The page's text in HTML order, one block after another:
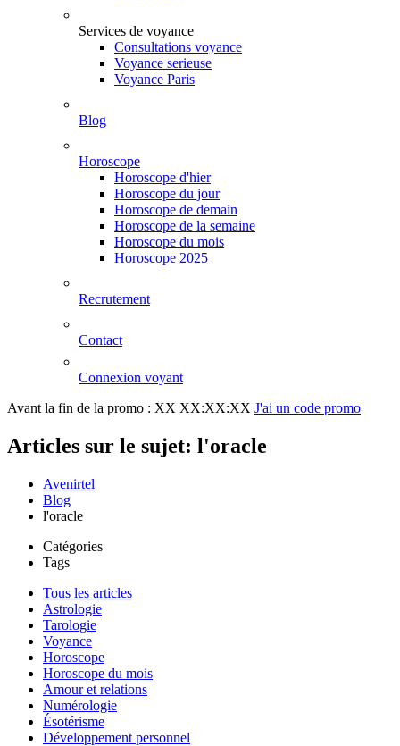
Services de voyance
Consultations voyance
Voyance serieuse
Voyance Paris
Blog
Horoscope
Horoscope d'hier
Horoscope du jour
Horoscope de demain
Horoscope de la semaine
Horoscope du mois
Horoscope 2025
Recrutement
Contact
Connexion voyant
Avant la fin de la promo : XX XX:XX:XX J'ai un code promo
Articles sur le sujet: l'oracle
Avenirtel
Blog
l'oracle
Catégories
Tags
Tous les articles
Astrologie
Tarologie
Voyance
Horoscope
Horoscope du mois
Amour et relations
Numérologie
Ésotérisme
Développement personnel